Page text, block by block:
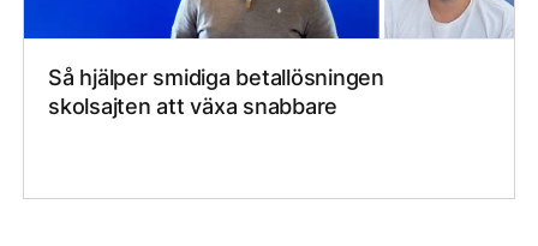
Så hjälper smidiga betallösningen
skolsajten att växa snabbare